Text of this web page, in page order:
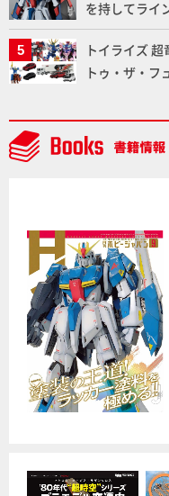
を持してライ
劇中どおりの
ダム】
トイライズ
トゥ・ザ・フ
NEWITEM】